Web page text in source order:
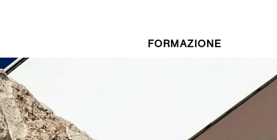
FORMAZIONE